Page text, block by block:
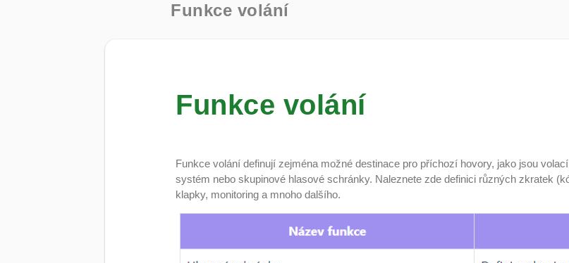
Funkce volání
Funkce volání
Funkce volání definují zejména možné destinace pro příchozí hovory, jako jsou
systém nebo skupinové hlasové schránky. Naleznete zde definici různých zkratek
klapky, monitoring a mnoho dalšího.